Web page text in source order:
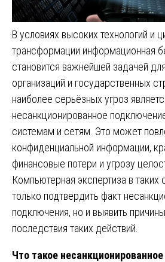
В условиях высоких технологий и
трансформации информационная
становится важнейшей задачей
организаций и государственных
наиболее серьёзных угроз
несанкционированное
системам и сетям. Это может
конфиденциальной информации,
финансовые потери и угрозу
Компьютерная экспертиза в таких
только подтвердить факт
подключения, но и выявить
последствия таких действий.
Что такое